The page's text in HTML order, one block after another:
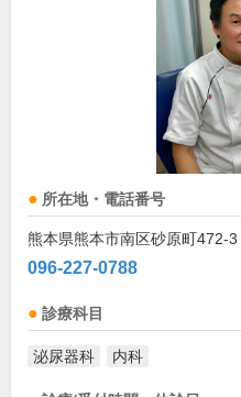
所在地・電話番号
熊本県熊本市南区砂原町472-3
096-227-0788
診療科目
泌尿器科 内科